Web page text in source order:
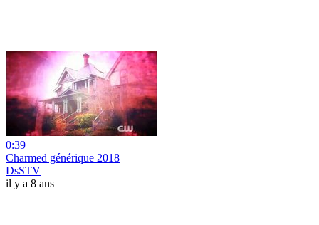
0:39
Charmed générique 2018
DsSTV
il y a 8 ans